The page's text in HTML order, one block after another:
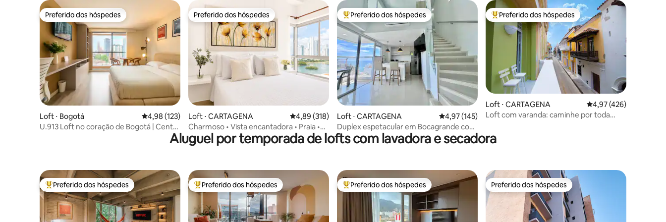
Preferido dos hóspedes
Preferido dos hóspedes
Loft ⋅ Bogotá 4,98 de uma avaliação média de 5, 123 avaliações
4,98 (123)
U.913 Loft no coração de Bogotá | Centro
Preferido dos hóspedes
Preferido dos hóspedes
Loft ⋅ CARTAGENA 4,89 de uma avaliação média de 5, 318 avaliações
4,89 (318)
Charmoso • Vista encantadora • Praia •
Piscina 1304
Entre os melhores preferidos dos hóspedes
Preferido dos hóspedes
Loft ⋅ CARTAGENA 4,97 de uma avaliação média de 5, 145 avaliações
4,97 (145)
Duplex espetacular em Bocagrande com
vista para o mar
Entre os melhores preferidos dos hóspedes
Preferido dos hóspedes
Loft ⋅ CARTAGENA 4,97 de uma avaliação
4,97 (426)
Loft com varanda: caminhe por toda
Aluguel por temporada de lofts com lavadora e secadora
Entre os melhores preferidos dos hóspedes
Preferido dos hóspedes Entre os melhores preferidos dos hóspedes
Preferido dos hóspedes Entre os melhores preferidos dos hóspedes
Preferido dos hóspedes Preferido dos hóspedes
Preferido dos hóspedes